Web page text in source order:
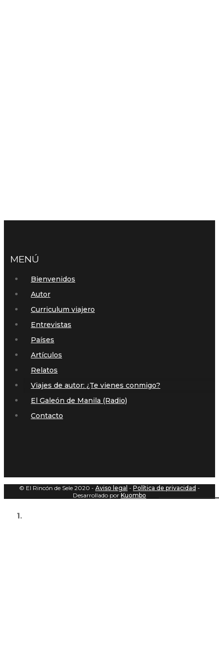
MENÚ
Bienvenidos
Autor
Curriculum viajero
Entrevistas
Países
Artículos
Relatos
Viajes de autor: ¿Te vienes conmigo?
El Galeón de Manila (Radio)
Contacto
© El Rincón de Sele 2020 - Aviso legal - Política de privacidad -
Desarrollado por Kuombo